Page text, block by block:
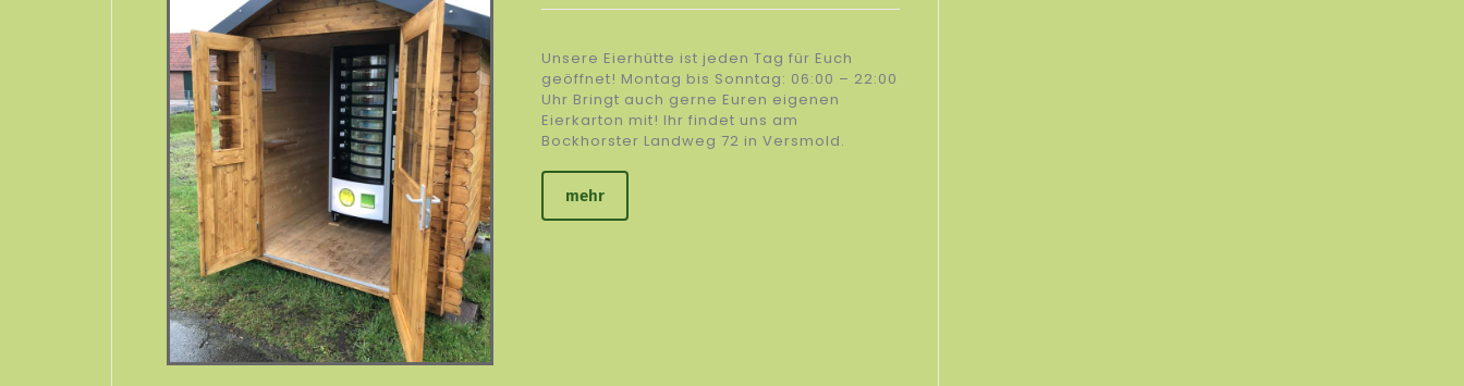
Unsere Eierhütte ist jeden Tag für Euch
geöffnet! Montag bis Sonntag: 06:00 – 22:00
Uhr Bringt auch gerne Euren eigenen
Eierkarton mit! Ihr findet uns am
Bockhorster Landweg 72 in Versmold.
mehr